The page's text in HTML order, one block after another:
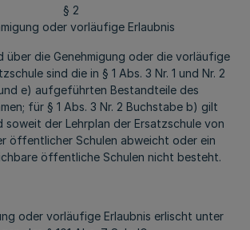
§ 2
oder vorläufige Erlaubnis
über die Genehmigung oder die vorläufige
sind die in § 1 Abs. 3 Nr. 1 und Nr. 2
e) aufgeführten Bestandteile des
für § 1 Abs. 3 Nr. 2 Buchstabe b) gilt
soweit der Lehrplan der Ersatzschule von
öffentlicher Schulen abweicht oder ein
öffentliche Schulen nicht besteht.
oder vorläufige Erlaubnis erlischt unter